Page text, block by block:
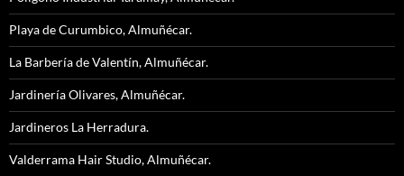
Playa de Curumbico, Almuñécar.
La Barbería de Valentín, Almuñécar.
Jardinería Olivares, Almuñécar.
Jardineros La Herradura.
Valderrama Hair Studio, Almuñécar.